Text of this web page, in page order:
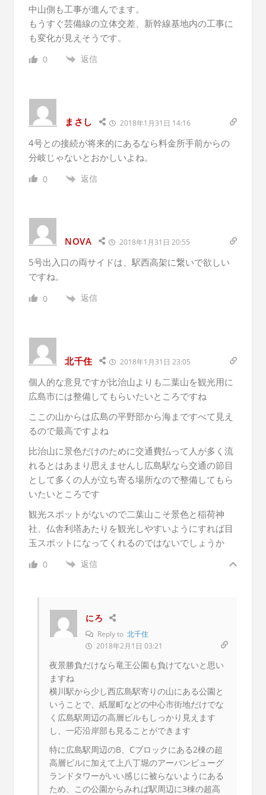
中山側も工事が進んでます。
もうすぐ芸備線の立体交差、新幹線基地内の工事に
も変化が見えそうです。
0 返信
まさし 2018年1月31日 14:16
4号との接続が将来的にあるなら料金所手前からの
分岐じゃないとおかしいよね。
0 返信
NOVA 2018年1月31日 20:55
5号出入口の両サイドは、駅西高架に繋いで欲しい
ですね。
0 返信
北千住 2018年1月31日 23:05
個人的な意見ですが比治山よりも二葉山を観光用に
広島市には整備してもらいたいところですね
ここの山からは広島の平野部から海まですべて見え
るので最高ですよね
比治山に景色だけのために交通費払って人が多く流
れるとはあまり思えませんし広島駅なら交通の節目
として多くの人が立ち寄る場所なので整備してもら
いたいところです
観光スポットがないので二葉山こそ景色と稲荷神
社、仏舎利塔あたりを観光しやすいようにすれば目
玉スポットになってくれるのではないでしょうか
0 返信
にろ
Reply to 北千住
2018年2月1日 03:21
夜景勝負だけなら竜王公園も負けてないと思い
ますね
横川駅から少し西広島駅寄りの山にある公園と
いうことで、紙屋町などの中心市街地だけでな
く広島駅周辺の高層ビルもしっかり見えます
し、一応沿岸部も見ることができます
特に広島駅周辺のB、Cブロックにある2棟の超
高層ビルに加えて上八丁堀のアーバンビューグ
ランドタワーがいい感じに被らないようにある
ため、この公園からみれば駅周辺に3棟の超高